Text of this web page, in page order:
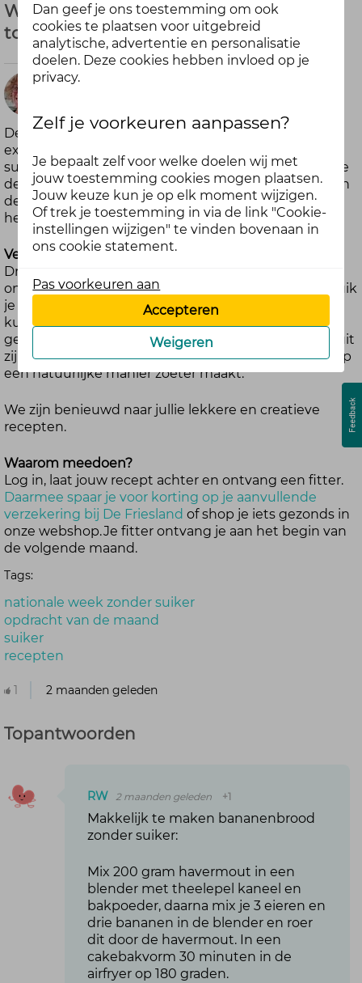
Wat is jouw favo recept zonder
toegevoegde suikers? - juni (gesloten)
2
maanden
geleden
Deze maand zetten we je aan het koken, bakken en
experimenteren, maar dan zonder toegevoegde
suikers. We dagen je uit om je favoriete recept hier te
delen. Dat doen we omdat juni in het teken staat van
de
Nationale Week Zonder Suiker, een initiatief van
het Diabetes Fonds.
Vertel ons:
Drop hier je favoriete recept. Denk aan een lekker
ontbijt, lunchgerecht, tussendoortje of baksel. Gebruik
je normaal suiker in je recept? Kijk dan eens of je dat
kunt vervangen. Suikervervangers mogen natuurlijk
gewoon. En ook van nature aanwezige suikers uit fruit
zijn helemaal prima, zoals een banaan die je recept op
een natuurlijke manier zoeter maakt.
We zijn benieuwd naar jullie lekkere en creatieve
recepten.
Waarom meedoen?
Log in, laat jouw recept achter en ontvang een fitter.
Daarmee spaar je voor korting op je aanvullende
verzekering bij De Friesland of shop je iets gezonds in
onze webshop. Je fitter ontvang je aan het begin van
de volgende maand.
Tags:
nationale week zonder suiker
opdracht van de maand
suiker
recepten
1 2 maanden geleden
Topantwoorden
RW 2 maanden geleden +1
Makkelijk te maken bananenbrood
zonder suiker:
Mix 200 gram havermout in een
blender met theelepel kaneel en
bakpoeder, daarna mix je 3 eieren en
drie bananen in de blender en roer
dit door de havermout. In een
cakebakvorm 30 minuten in de
airfryer op 180 graden.
Dan geef je ons toestemming om ook
cookies te plaatsen voor uitgebreid
analytische, advertentie en personalisatie
doelen. Deze cookies hebben invloed op je
privacy.
Zelf je voorkeuren aanpassen?
Je bepaalt zelf voor welke doelen wij met
jouw toestemming cookies mogen plaatsen.
Jouw keuze kun je op elk moment wijzigen.
Of trek je toestemming in via de link "Cookie-
instellingen wijzigen" te vinden bovenaan in
ons cookie statement.
Pas voorkeuren aan
Accepteren
Weigeren